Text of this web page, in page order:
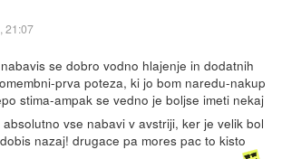
21:07
se dobro vodno hlajenje in dodatnih
prva poteza, ki jo bom naredu-nakup
stima-ampak se vedno je boljse imeti nekaj
vse nabavi v avstriji, ker je velik bol
nazaj! drugace pa mores pac to kisto